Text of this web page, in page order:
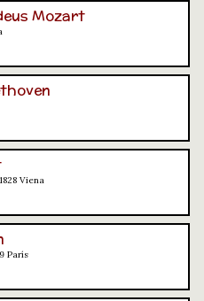
Mozart
Viena
París